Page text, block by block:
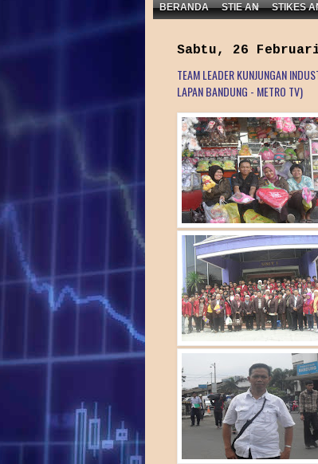
BERANDA STIE AN STIKES
Sabtu, 26
TEAM LEADER KUNJUNGAN
LAPAN BANDUNG - METRO TV)